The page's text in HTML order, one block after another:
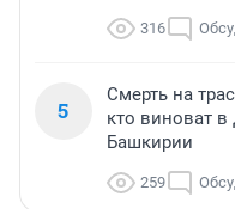
316
5
Смерть на
кто виноват в
Башкирии
259